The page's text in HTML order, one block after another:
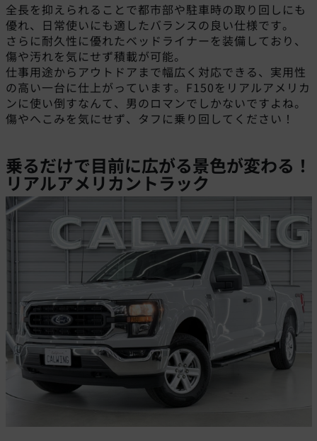
全長を抑えられることで都市部や駐車時の取り回しにも
優れ、日常使いにも適したバランスの良い仕様です。
さらに耐久性に優れたベッドライナーを装備しており、
傷や汚れを気にせず積載が可能。
仕事用途からアウトドアまで幅広く対応できる、実用性
の高い一台に仕上がっています。F150をリアルアメリカ
ンに使い倒すなんて、男のロマンでしかないですよね。
傷やへこみを気にせず、タフに乗り回してください！
乗るだけで目前に広がる景色が変わる！
リアルアメリカントラック